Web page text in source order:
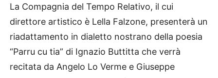
La Compagnia del Tempo Relativo, il cui
direttore artistico è Lella Falzone, presenterà un
riadattamento in dialetto nostrano della poesia
“Parru cu tia” di Ignazio Buttitta che verrà
recitata da Angelo Lo Verme e Giuseppe